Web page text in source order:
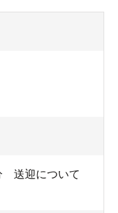
送迎について